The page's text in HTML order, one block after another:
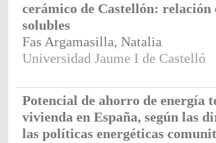
cerámico de Castellón: relación
solubles
Fas Argamasilla, Natalia
Universidad Jaume I de Castelló
Potencial de ahorro de energía
vivienda en España, según las
las políticas energéticas